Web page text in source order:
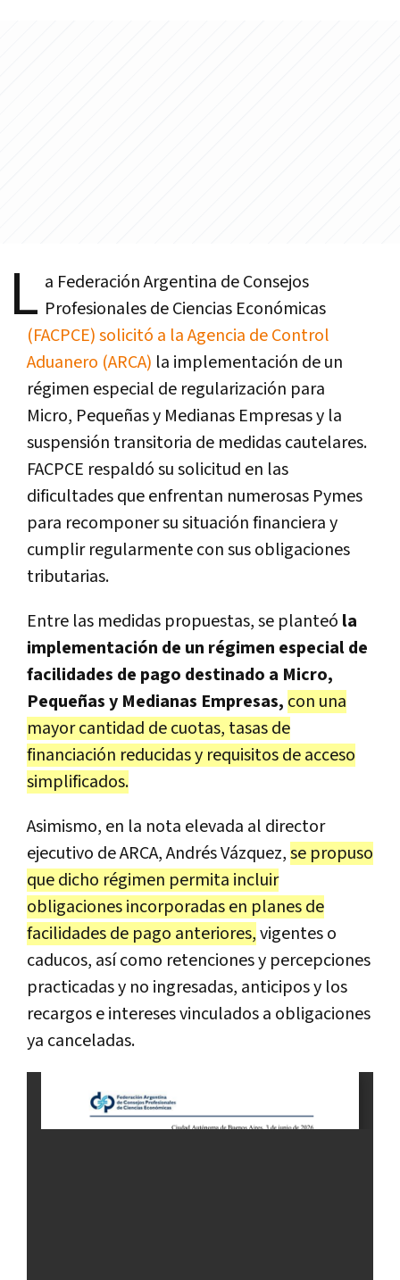
L a Federación Argentina de Consejos
Profesionales de Ciencias Económicas
(FACPCE) solicitó a la Agencia de Control
Aduanero (ARCA) la implementación de un
régimen especial de regularización para
Micro, Pequeñas y Medianas Empresas y la
suspensión transitoria de medidas cautelares.
FACPCE respaldó su solicitud en las
dificultades que enfrentan numerosas Pymes
para recomponer su situación financiera y
cumplir regularmente con sus obligaciones
tributarias.
Entre las medidas propuestas, se planteó la
implementación de un régimen especial de
facilidades de pago destinado a Micro,
Pequeñas y Medianas Empresas, con una
mayor cantidad de cuotas, tasas de
financiación reducidas y requisitos de acceso
simplificados.
Asimismo, en la nota elevada al director
ejecutivo de ARCA, Andrés Vázquez,se propuso
que dicho régimen permita incluir
obligaciones incorporadas en planes de
facilidades de pago anteriores,vigentes o
caducos, así como retenciones y percepciones
practicadas y no ingresadas, anticipos y los
recargos e intereses vinculados a obligaciones
ya canceladas.